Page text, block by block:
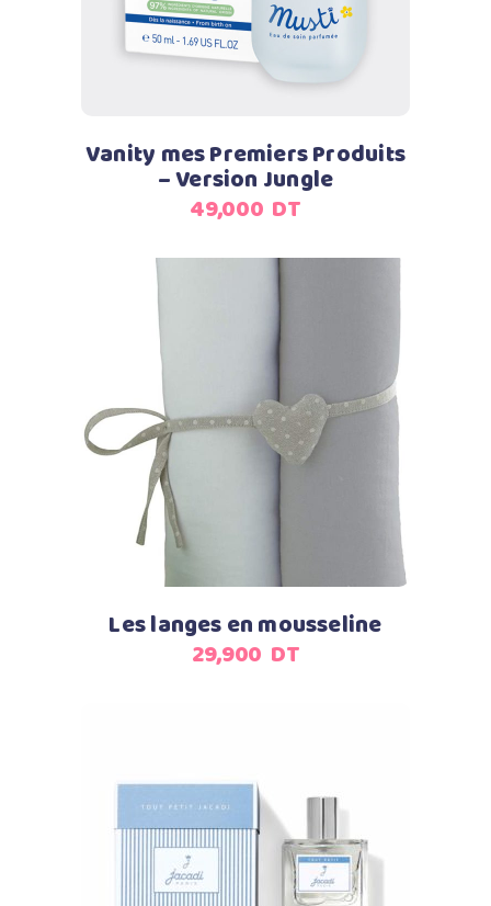
Vanity mes Premiers Produits
– Version Jungle
49,000 DT
Ajouter au panier
Les langes en mousseline
29,900 DT
Ajouter au panier